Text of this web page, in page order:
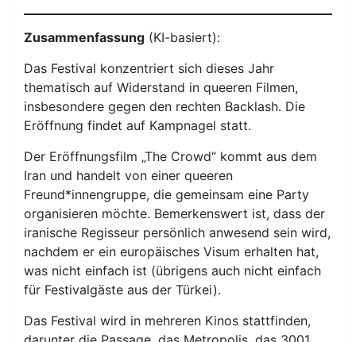
Zusammenfassung (KI-basiert):
Das Festival konzentriert sich dieses Jahr
thematisch auf Widerstand in queeren Filmen,
insbesondere gegen den rechten Backlash. Die
Eröffnung findet auf Kampnagel statt.
Der Eröffnungsfilm „The Crowd“ kommt aus dem
Iran und handelt von einer queeren
Freund*innengruppe, die gemeinsam eine Party
organisieren möchte. Bemerkenswert ist, dass der
iranische Regisseur persönlich anwesend sein wird,
nachdem er ein europäisches Visum erhalten hat,
was nicht einfach ist (übrigens auch nicht einfach
für Festivalgäste aus der Türkei).
Das Festival wird in mehreren Kinos stattfinden,